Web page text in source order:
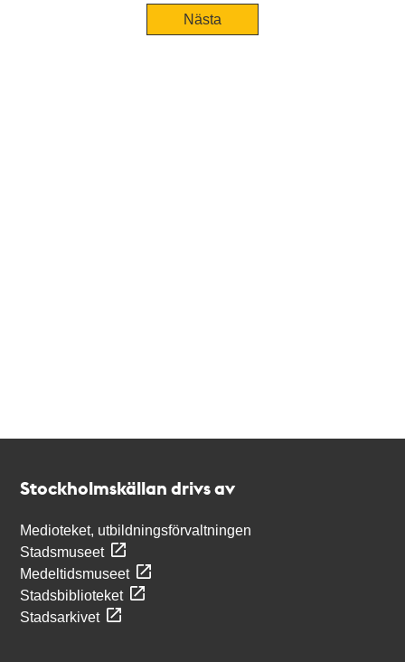
Nästa
Stockholmskällan drivs av
Medioteket, utbildningsförvaltningen
Stadsmuseet
Medeltidsmuseet
Stadsbiblioteket
Stadsarkivet